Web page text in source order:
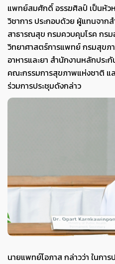
แพทย์สมศักดิ์ อรรฆศิลป์ เป็นหัว
วิชาการ ประกอบด้วย ผู้แทนจาก
สาธารณสุข กรมควบคุมโรค กร
วิทยาศาสตร์การแพทย์ กรมสุขภ
อาหารและยา สำนักงานหลักปร
คณะกรรมการสุขภาพแห่งชาติ แล
ร่วมการประชุมดังกล่าว
นายแพทย์โอภาส กล่าวว่า ในกา